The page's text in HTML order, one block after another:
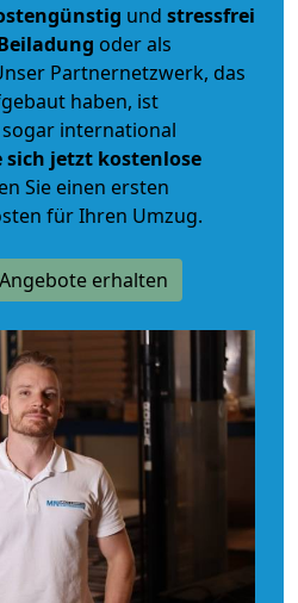
und stressfrei
oder als
Partnernetzwerk, das
haben, ist
international
sich jetzt kostenlose
Sie einen ersten
für Ihren Umzug.
erhalten